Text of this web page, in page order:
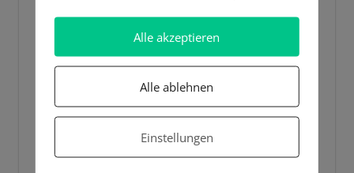
Alle akzeptieren
Alle ablehnen
Einstellungen